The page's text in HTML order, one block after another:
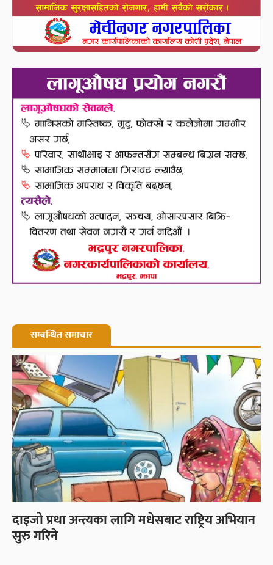
सम्बन्धित समाचार
दाइजो प्रथा अन्त्यका लागि मधेसबाट राष्ट्रिय अभियान
सुरु गरिने